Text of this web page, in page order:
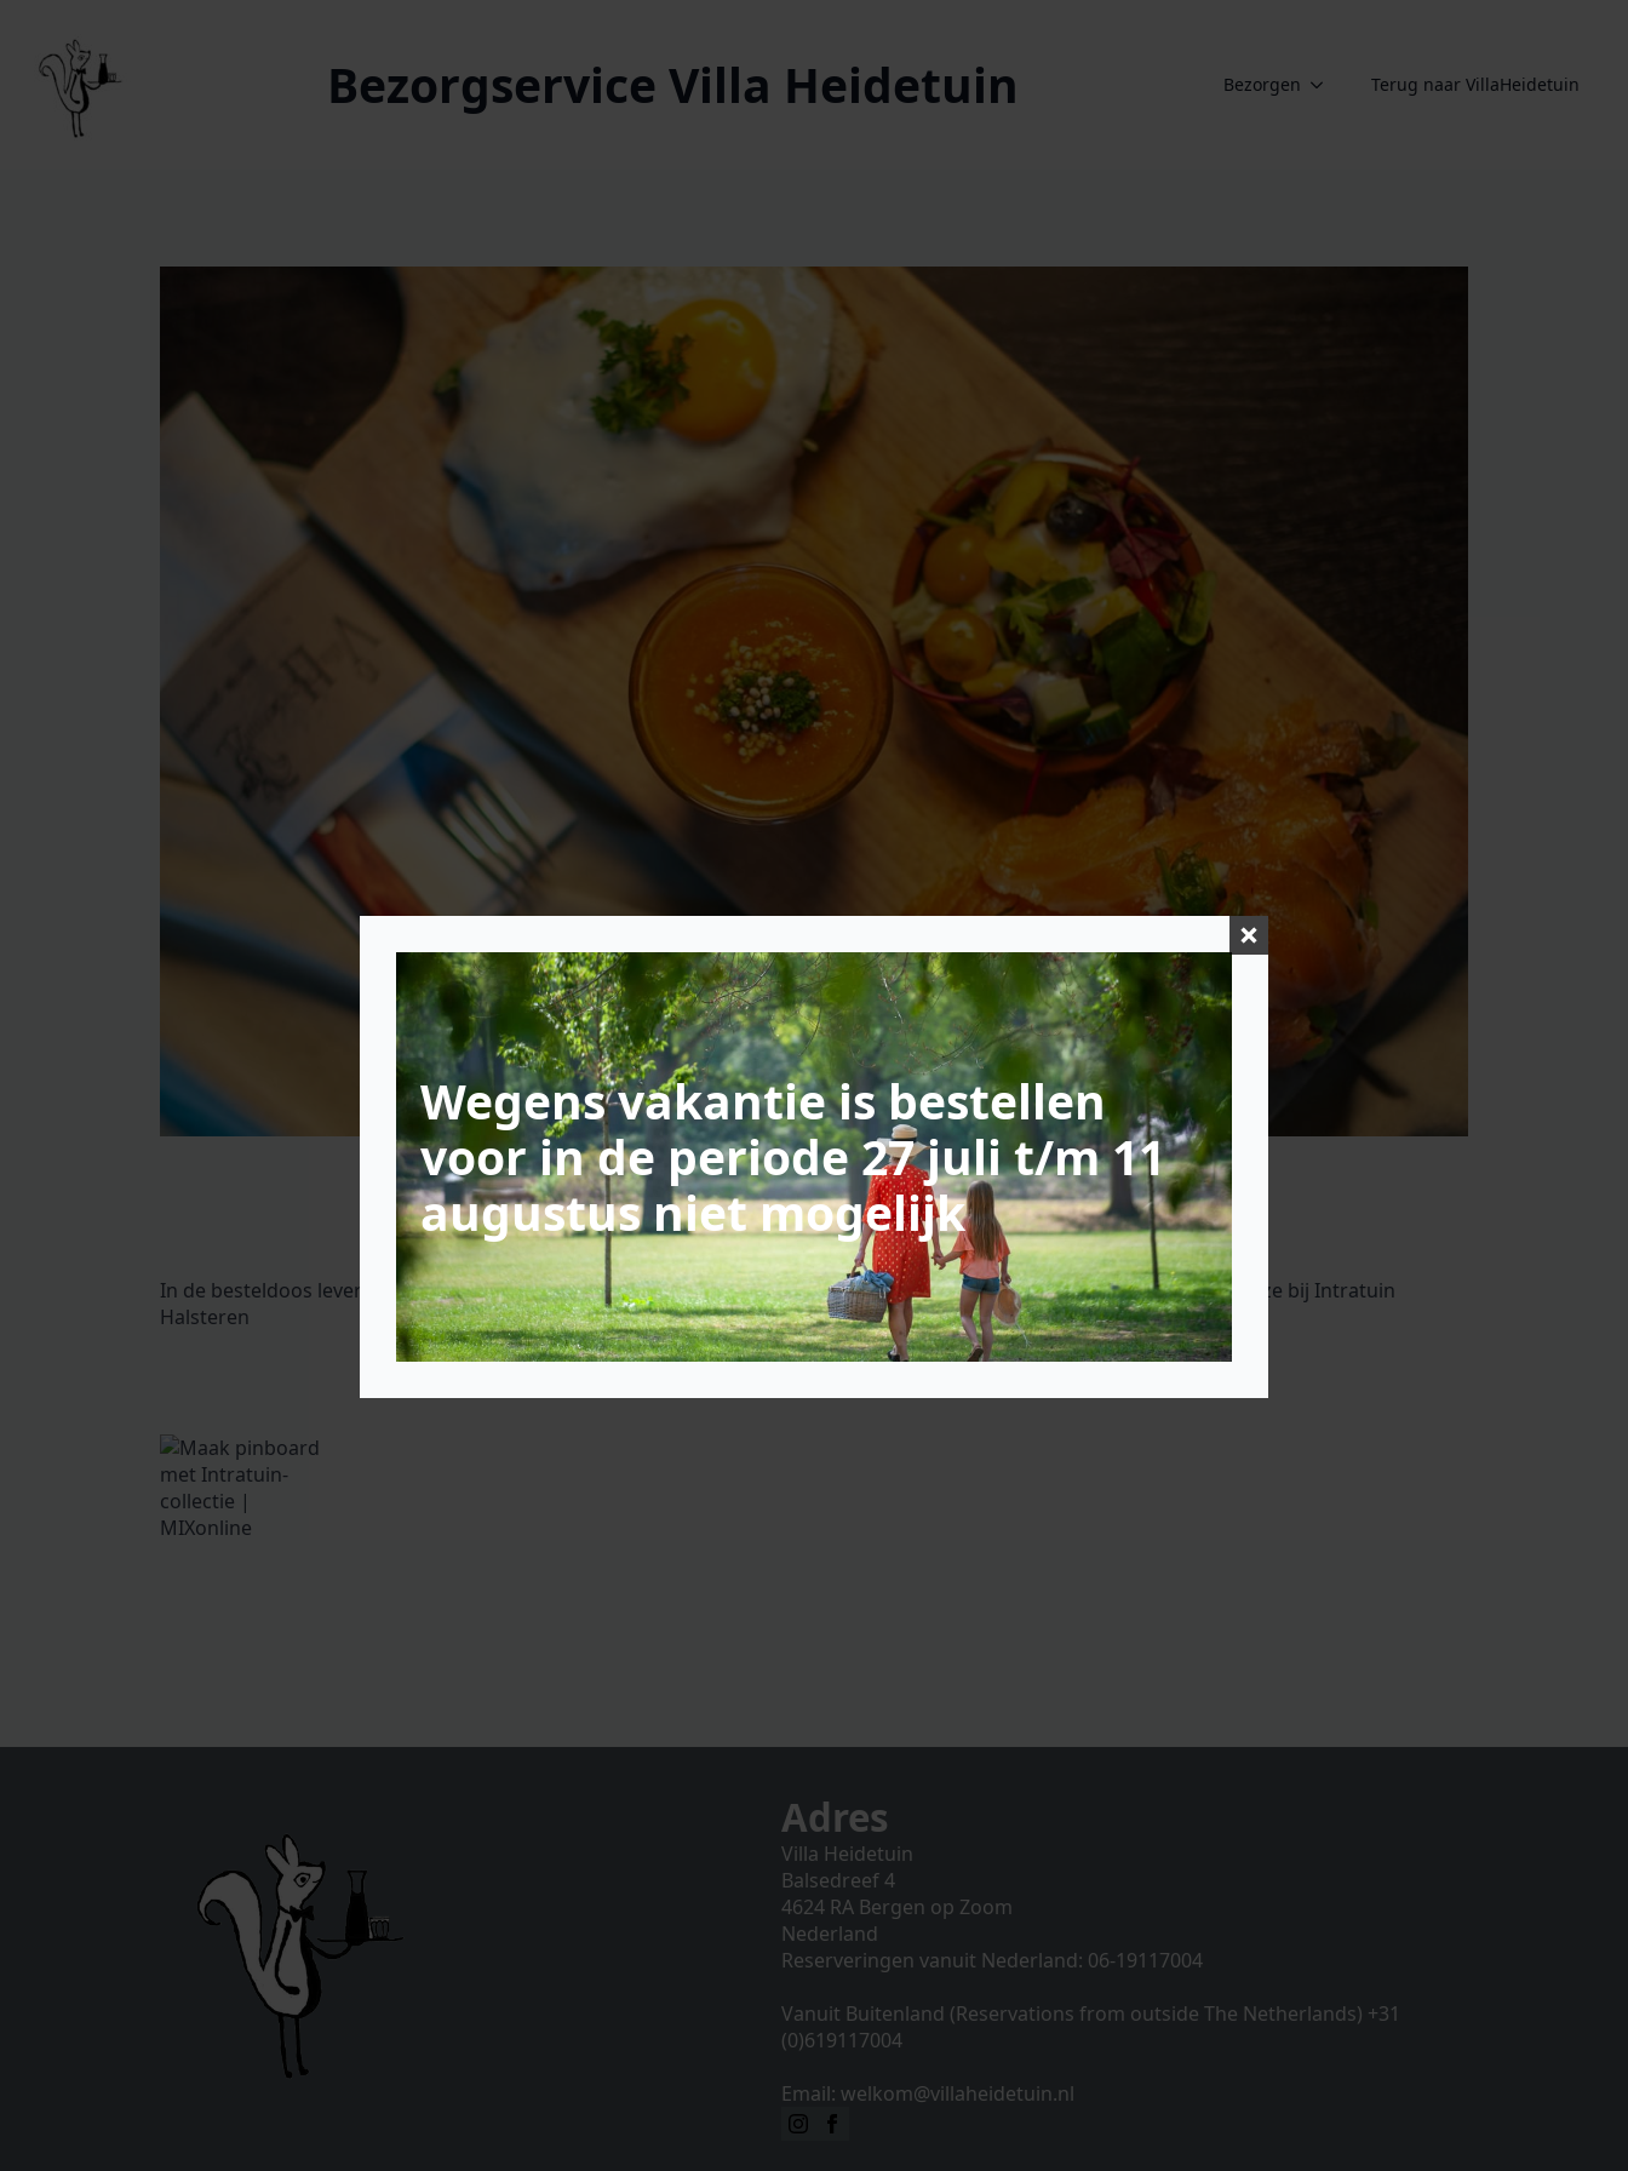
Bezorgservice Villa Heidetuin Bezorgen Terug naar VillaHeidetuin
In de besteldoos leveren we een officiële kadobon van Intratuin Halsteren mee ter waarde van 20,- te besteden naar keuze bij Intratuin
Halsteren
Adres
Villa Heidetuin
Balsedreef 4
4624 RA Bergen op Zoom
Nederland
Reserveringen vanuit Nederland: 06-19117004
Vanuit Buitenland (Reservations from outside The Netherlands) +31
(0)619117004
Email: welkom@villaheidetuin.nl
Wegens vakantie is bestellen
voor in de periode 27 juli t/m 11
augustus niet mogelijk